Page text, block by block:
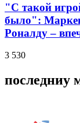
"С такой
было":
Роналду –
3 530
последниу